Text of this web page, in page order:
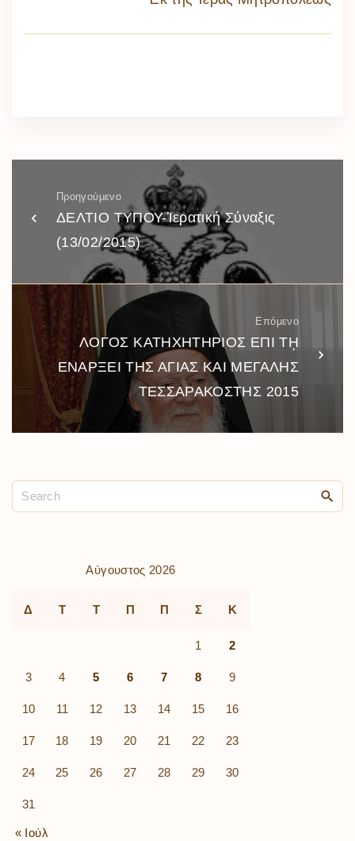
Προηγούμενο
ΔΕΛΤΙΟ ΤΥΠΟΥ-Ἱερατική Σύναξις
(13/02/2015)
Επόμενο
ΛΟΓΟΣ ΚΑΤΗΧΗΤΗΡΙΟΣ ΕΠΙ Τῌ
ΕΝΑΡΞΕΙ ΤΗΣ ΑΓΙΑΣ ΚΑΙ ΜΕΓΑΛΗΣ
ΤΕΣΣΑΡΑΚΟΣΤΗΣ 2015
Αύγουστος 2026
Δ Τ Τ Π Π Σ Κ
1 2
3 4 5 6 7 8 9
10 11 12 13 14 15 16
17 18 19 20 21 22 23
24 25 26 27 28 29 30
31
« Ιούλ